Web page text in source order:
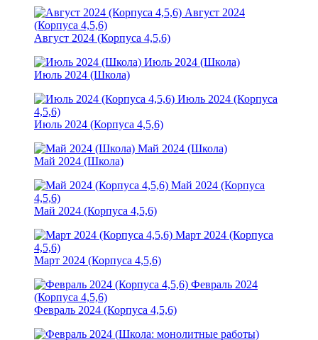
Август 2024
(Корпуса 4,5,6)
Август 2024 (Корпуса 4,5,6)
Июль 2024 (Школа)
Июль 2024 (Школа)
Июль 2024 (Корпуса
4,5,6)
Июль 2024 (Корпуса 4,5,6)
Май 2024 (Школа)
Май 2024 (Школа)
Май 2024 (Корпуса
4,5,6)
Май 2024 (Корпуса 4,5,6)
Март 2024 (Корпуса
4,5,6)
Март 2024 (Корпуса 4,5,6)
Февраль 2024
(Корпуса 4,5,6)
Февраль 2024 (Корпуса 4,5,6)